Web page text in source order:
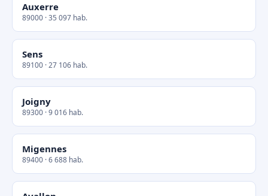
Auxerre
89000 · 35 097 hab.
Sens
89100 · 27 106 hab.
Joigny
89300 · 9 016 hab.
Migennes
89400 · 6 688 hab.